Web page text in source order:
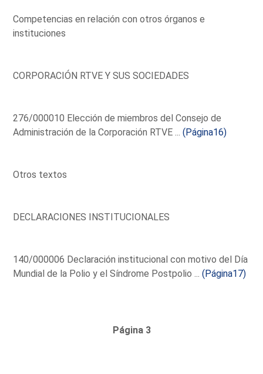
Competencias en relación con otros órganos e
instituciones
CORPORACIÓN RTVE Y SUS SOCIEDADES
276/000010 Elección de miembros del Consejo de
Administración de la Corporación RTVE ...(Página16)
Otros textos
DECLARACIONES INSTITUCIONALES
140/000006 Declaración institucional con motivo del Día
Mundial de la Polio y el Síndrome Postpolio ...(Página17)
Página 3